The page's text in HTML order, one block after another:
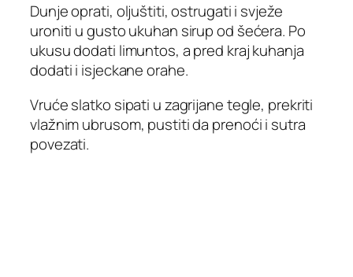
Dunje oprati, oljuštiti, ostrugati i svježe
uroniti u gusto ukuhan sirup od šećera. Po
ukusu dodati limuntos, a pred kraj kuhanja
dodati i isjeckane orahe.
Vruće slatko sipati u zagrijane tegle, prekriti
vlažnim ubrusom, pustiti da prenoći i sutra
povezati.